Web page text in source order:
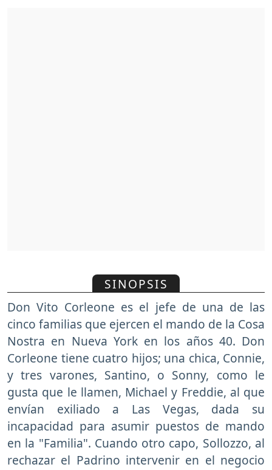
SINOPSIS
Don Vito Corleone es el jefe de una de las
cinco familias que ejercen el mando de la Cosa
Nostra en Nueva York en los años 40. Don
Corleone tiene cuatro hijos; una chica, Connie,
y tres varones, Santino, o Sonny, como le
gusta que le llamen, Michael y Freddie, al que
envían exiliado a Las Vegas, dada su
incapacidad para asumir puestos de mando
en la "Familia". Cuando otro capo, Sollozzo, al
rechazar el Padrino intervenir en el negocio